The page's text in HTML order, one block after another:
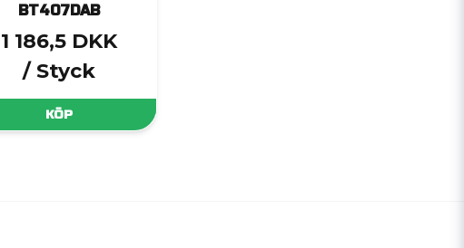
BT407DAB
1 186,5 DKK
/ Styck
KÖP